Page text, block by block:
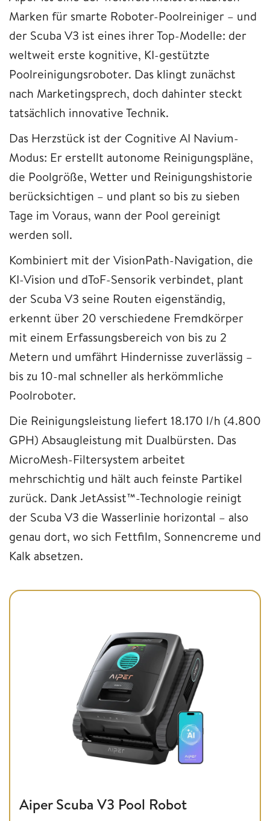
Marken für smarte Roboter-Poolreiniger – und
der Scuba V3 ist eines ihrer Top-Modelle: der
weltweit erste kognitive, KI-gestützte
Poolreinigungsroboter. Das klingt zunächst
nach Marketingsprech, doch dahinter steckt
tatsächlich innovative Technik.
Das Herzstück ist der Cognitive AI Navium-
Modus: Er erstellt autonome Reinigungspläne,
die Poolgröße, Wetter und Reinigungshistorie
berücksichtigen – und plant so bis zu sieben
Tage im Voraus, wann der Pool gereinigt
werden soll.
Kombiniert mit der VisionPath-Navigation, die
KI-Vision und dToF-Sensorik verbindet, plant
der Scuba V3 seine Routen eigenständig,
erkennt über 20 verschiedene Fremdkörper
mit einem Erfassungsbereich von bis zu 2
Metern und umfährt Hindernisse zuverlässig –
bis zu 10-mal schneller als herkömmliche
Poolroboter.
Die Reinigungsleistung liefert 18.170 l/h (4.800
GPH) Absaugleistung mit Dualbürsten. Das
MicroMesh-Filtersystem arbeitet
mehrschichtig und hält auch feinste Partikel
zurück. Dank JetAssist™-Technologie reinigt
der Scuba V3 die Wasserlinie horizontal – also
genau dort, wo sich Fettfilm, Sonnencreme und
Kalk absetzen.
Aiper Scuba V3 Pool Robot